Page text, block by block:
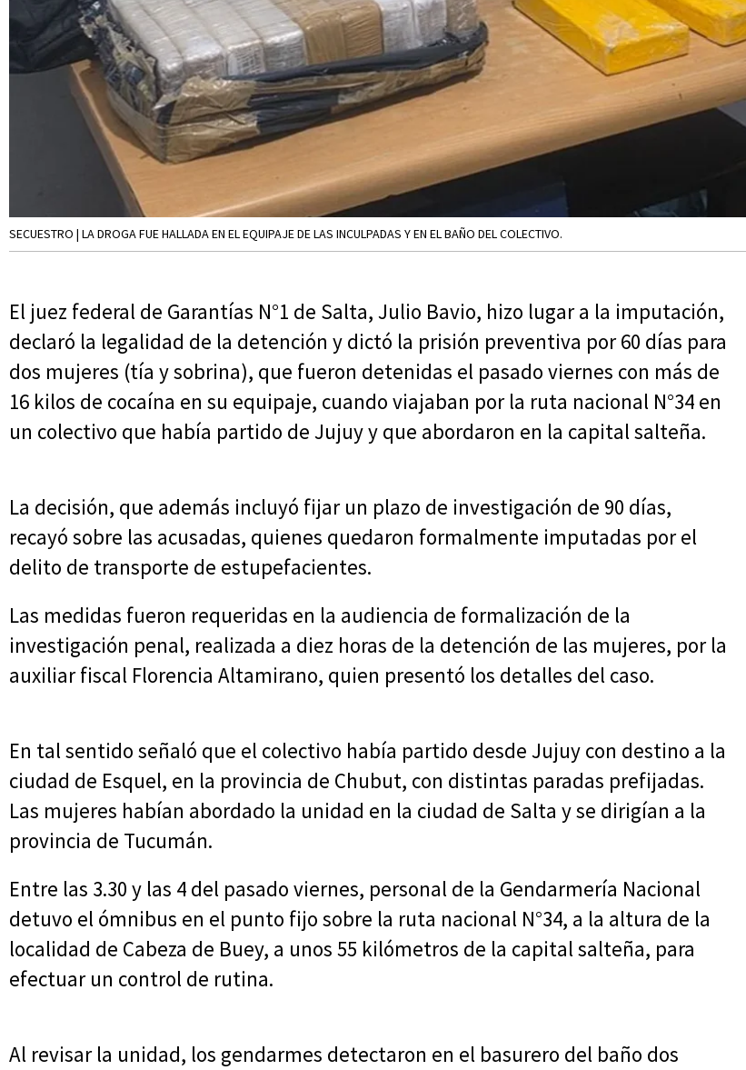
SECUESTRO | LA DROGA FUE HALLADA EN EL EQUIPAJE DE LAS INCULPADAS Y EN EL BAÑO DEL COLECTIVO.
El juez federal de Garantías N°1 de Salta, Julio Bavio, hizo lugar a la imputación,
declaró la legalidad de la detención y dictó la prisión preventiva por 60 días para
dos mujeres (tía y sobrina), que fueron detenidas el pasado viernes con más de
16 kilos de cocaína en su equipaje, cuando viajaban por la ruta nacional N°34 en
un colectivo que había partido de Jujuy y que abordaron en la capital salteña.
La decisión, que además incluyó fijar un plazo de investigación de 90 días,
recayó sobre las acusadas, quienes quedaron formalmente imputadas por el
delito de transporte de estupefacientes.
Las medidas fueron requeridas en la audiencia de formalización de la
investigación penal, realizada a diez horas de la detención de las mujeres, por la
auxiliar fiscal Florencia Altamirano, quien presentó los detalles del caso.
En tal sentido señaló que el colectivo había partido desde Jujuy con destino a la
ciudad de Esquel, en la provincia de Chubut, con distintas paradas prefijadas.
Las mujeres habían abordado la unidad en la ciudad de Salta y se dirigían a la
provincia de Tucumán.
Entre las 3.30 y las 4 del pasado viernes, personal de la Gendarmería Nacional
detuvo el ómnibus en el punto fijo sobre la ruta nacional N°34, a la altura de la
localidad de Cabeza de Buey, a unos 55 kilómetros de la capital salteña, para
efectuar un control de rutina.
Al revisar la unidad, los gendarmes detectaron en el basurero del baño dos